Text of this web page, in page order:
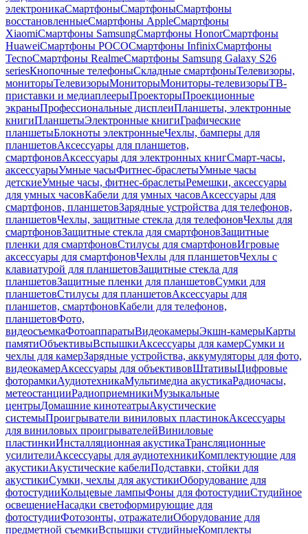
электроникаСмартфоныСмартфоныСмартфоны
восстановленныеСмартфоны AppleСмартфоны
XiaomiСмартфоны SamsungСмартфоны HonorСмартфоны
HuaweiСмартфоны POCOСмартфоны InfinixСмартфоны
TecnoСмартфоны RealmeСмартфоны Samsung Galaxy S26
seriesКнопочные телефоныСкладные смартфоныТелевизоры,
мониторыТелевизорыМониторыМониторы-телевизорыТВ-
приставки и медиаплеерыПроекторыПроекционные
экраныПрофессиональные дисплеиПланшеты, электронные
книгиПланшетыЭлектронные книгиГрафические
планшетыБлокноты электронныеЧехлы, бамперы для
планшетовАксессуары для планшетов,
смартфоновАксессуары для электронных книгСмарт-часы,
аксессуарыУмные часыФитнес-браслетыУмные часы
детскиеУмные часы, фитнес-браслетыРемешки, аксессуары
для умных часовКабели для умных часовАксессуары для
смартфонов, планшетовЗарядные устройства для телефонов,
планшетовЧехлы, защитные стекла для телефоновЧехлы для
смартфоновЗащитные стекла для смартфоновЗащитные
пленки для смартфоновСтилусы для смартфоновИгровые
аксессуары для смартфоновЧехлы для планшетовЧехлы с
клавиатурой для планшетовЗащитные стекла для
планшетовЗащитные пленки для планшетовСумки для
планшетовСтилусы для планшетовАксессуары для
планшетов, смартфоновКабели для телефонов,
планшетовФото,
видеосъемкаФотоаппаратыВидеокамерыЭкшн-камерыКарты
памятиОбъективыВспышкиАксессуары для камерСумки и
чехлы для камерЗарядные устройства, аккумуляторы для фото,
видеокамерАксессуары для объективовШтативыЦифровые
фоторамкиАудиотехникаМультимедиа акустикаРадиочасы,
метеостанцииРадиоприемникиМузыкальные
центрыДомашние кинотеатрыАкустические
системыПроигрыватели виниловых пластинокАксессуары
для виниловых проигрывателейВиниловые
пластинкиИнсталляционная акустикаТрансляционные
усилителиАксессуары для аудиотехникиКомплектующие для
акустикиАкустические кабелиПодставки, стойки для
акустикиСумки, чехлы для акустикиОборудование для
фотостудииКольцевые лампыФоны для фотостудииСтудийное
освещениеНасадки светоформирующие для
фотостудииФотозонты, отражателиОборудование для
предметной съемкиВспышки студийныеКомплекты